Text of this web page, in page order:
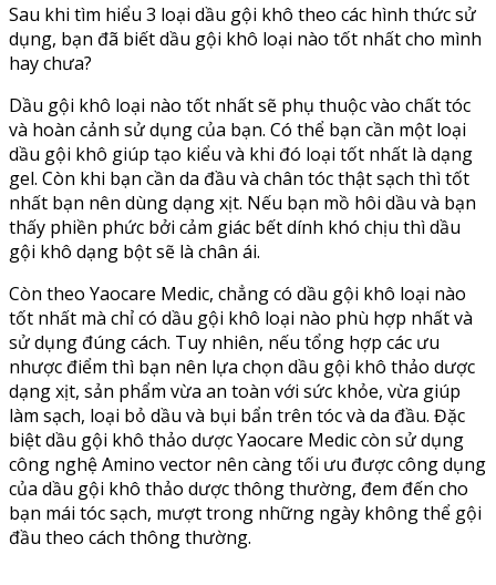
Sau khi tìm hiểu 3 loại dầu gội khô theo các hình thức sử
dụng, bạn đã biết dầu gội khô loại nào tốt nhất cho mình
hay chưa?
Dầu gội khô loại nào tốt nhất sẽ phụ thuộc vào chất tóc
và hoàn cảnh sử dụng của bạn. Có thể bạn cần một loại
dầu gội khô giúp tạo kiểu và khi đó loại tốt nhất là dạng
gel. Còn khi bạn cần da đầu và chân tóc thật sạch thì tốt
nhất bạn nên dùng dạng xịt. Nếu bạn mồ hôi dầu và bạn
thấy phiền phức bởi cảm giác bết dính khó chịu thì dầu
gội khô dạng bột sẽ là chân ái.
Còn theo Yaocare Medic, chẳng có dầu gội khô loại nào
tốt nhất mà chỉ có dầu gội khô loại nào phù hợp nhất và
sử dụng đúng cách. Tuy nhiên, nếu tổng hợp các ưu
nhược điểm thì bạn nên lựa chọn dầu gội khô thảo dược
dạng xịt, sản phẩm vừa an toàn với sức khỏe, vừa giúp
làm sạch, loại bỏ dầu và bụi bẩn trên tóc và da đầu. Đặc
biệt dầu gội khô thảo dược Yaocare Medic còn sử dụng
công nghệ Amino vector nên càng tối ưu được công dụng
của dầu gội khô thảo dược thông thường, đem đến cho
bạn mái tóc sạch, mượt trong những ngày không thể gội
đầu theo cách thông thường.